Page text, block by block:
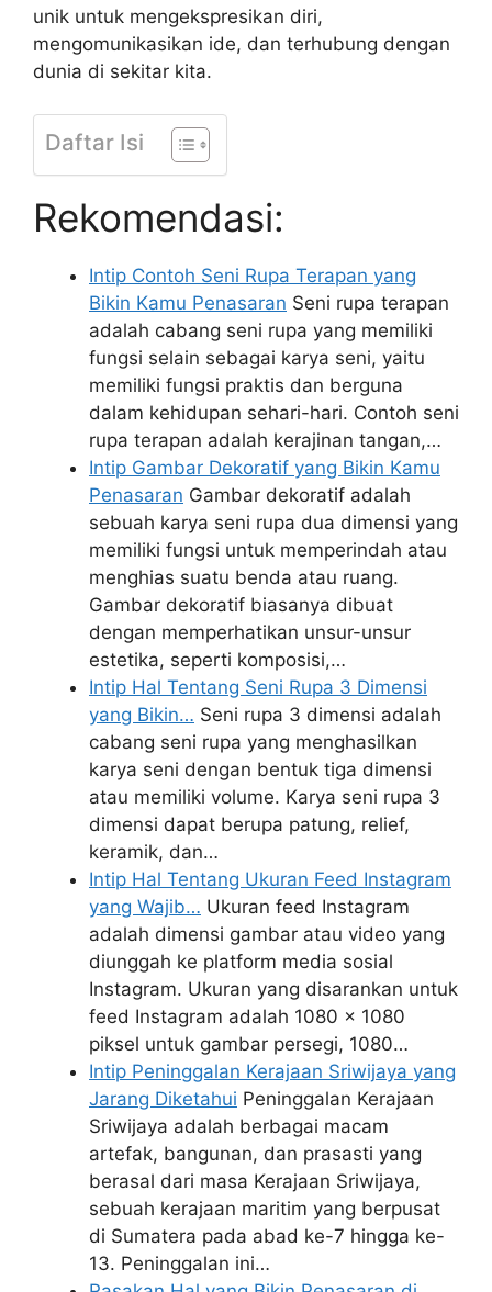
unik untuk mengekspresikan diri,
mengomunikasikan ide, dan terhubung dengan
dunia di sekitar kita.
Daftar Isi
Rekomendasi:
Intip Contoh Seni Rupa Terapan yang
Bikin Kamu Penasaran Seni rupa terapan
adalah cabang seni rupa yang memiliki
fungsi selain sebagai karya seni, yaitu
memiliki fungsi praktis dan berguna
dalam kehidupan sehari-hari. Contoh seni
rupa terapan adalah kerajinan tangan,…
Intip Gambar Dekoratif yang Bikin Kamu
Penasaran Gambar dekoratif adalah
sebuah karya seni rupa dua dimensi yang
memiliki fungsi untuk memperindah atau
menghias suatu benda atau ruang.
Gambar dekoratif biasanya dibuat
dengan memperhatikan unsur-unsur
estetika, seperti komposisi,…
Intip Hal Tentang Seni Rupa 3 Dimensi
yang Bikin… Seni rupa 3 dimensi adalah
cabang seni rupa yang menghasilkan
karya seni dengan bentuk tiga dimensi
atau memiliki volume. Karya seni rupa 3
dimensi dapat berupa patung, relief,
keramik, dan…
Intip Hal Tentang Ukuran Feed Instagram
yang Wajib… Ukuran feed Instagram
adalah dimensi gambar atau video yang
diunggah ke platform media sosial
Instagram. Ukuran yang disarankan untuk
feed Instagram adalah 1080 x 1080
piksel untuk gambar persegi, 1080…
Intip Peninggalan Kerajaan Sriwijaya yang
Jarang Diketahui Peninggalan Kerajaan
Sriwijaya adalah berbagai macam
artefak, bangunan, dan prasasti yang
berasal dari masa Kerajaan Sriwijaya,
sebuah kerajaan maritim yang berpusat
di Sumatera pada abad ke-7 hingga ke-
13. Peninggalan ini…